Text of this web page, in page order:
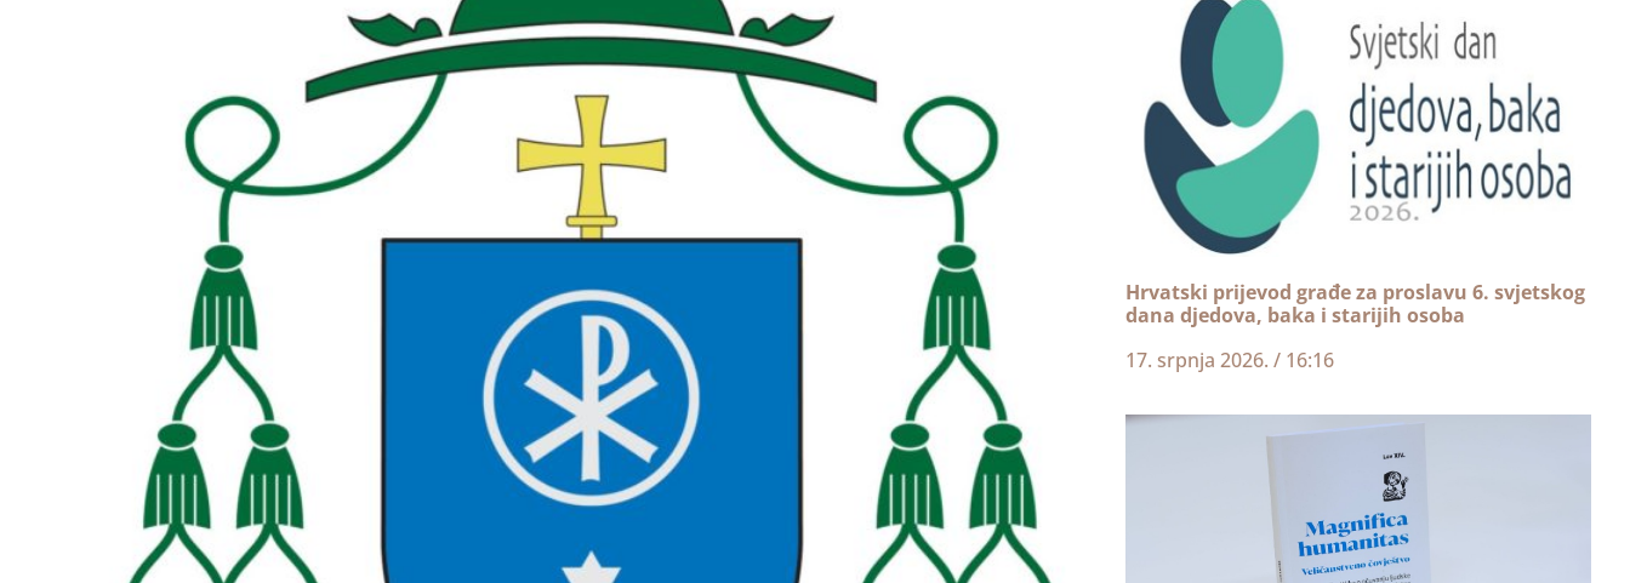
Hrvatski prijevod građe za proslavu 6. svjetskog
dana djedova, baka i starijih osoba
17. srpnja 2026.
16:16